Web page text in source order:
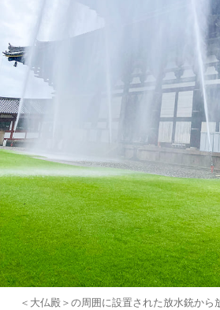
＜大仏殿＞の周囲に設置された放水銃から